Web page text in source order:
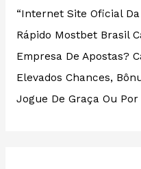
“Internet Site Oficial
Rápido Mostbet Brasil
Empresa De Apostas?
Elevados Chances,
Jogue De Graça Ou